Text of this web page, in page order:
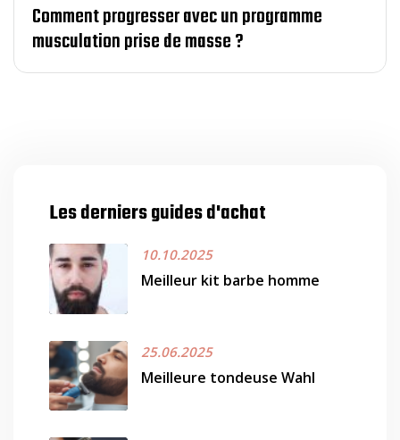
Comment progresser avec un programme
musculation prise de masse ?
Les derniers guides d'achat
10.10.2025
Meilleur kit barbe homme
25.06.2025
Meilleure tondeuse Wahl